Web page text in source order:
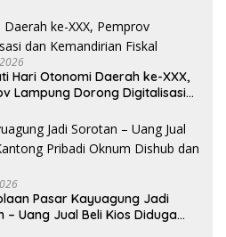
TEGAS
Hari Otonomi Daerah ke-XXX,
Lampung Dorong Digitalisasi
Pasar Kayuagung Jadi
– Uang Jual Beli Kios Diduga